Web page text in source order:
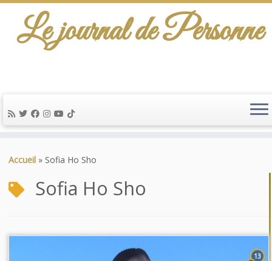
au
Le journal de Personne
Accueil » Sofia Ho Sho
Sofia Ho Sho
13